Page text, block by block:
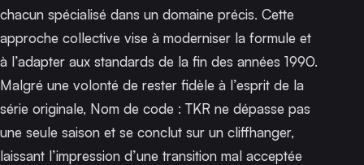
chacun spécialisé dans un domaine précis. Cette
approche collective vise à moderniser la formule et
à l’adapter aux standards de la fin des années 1990.
Malgré une volonté de rester fidèle à l’esprit de la
série originale, Nom de code : TKR ne dépasse pas
une seule saison et se conclut sur un cliffhanger,
laissant l’impression d’une transition mal acceptée